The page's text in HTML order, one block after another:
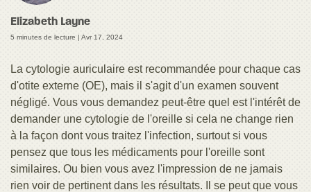
Elizabeth Layne
5 minutes de lecture | Avr 17, 2024
La cytologie auriculaire est recommandée pour chaque cas
d'otite externe (OE), mais il s'agit d'un examen souvent
négligé. Vous vous demandez peut-être quel est l'intérêt de
demander une cytologie de l'oreille si cela ne change rien
à la façon dont vous traitez l'infection, surtout si vous
pensez que tous les médicaments pour l'oreille sont
similaires. Ou bien vous avez l'impression de ne jamais
rien voir de pertinent dans les résultats. Il se peut que vous